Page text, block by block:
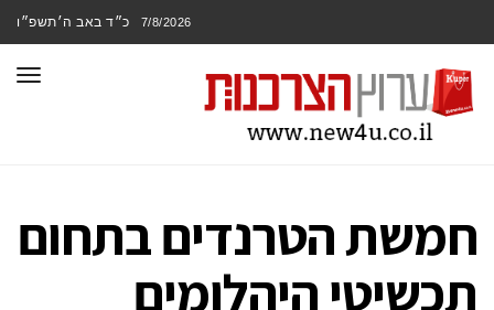
7/8/2026 כ״ד באב ה׳תשפ״ו
חמשת הטרנדים בתחום
תכשיטי היהלומים